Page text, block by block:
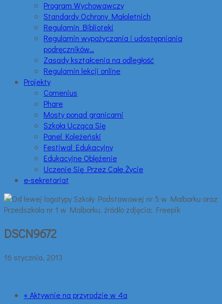
Program Wychowawczy
Standardy Ochrony Małoletnich
Regulamin Biblioteki
Regulamin wypożyczania i udostępniania
podręczników…
Zasady kształcenia na odległość
Regulamin lekcji online
Projekty
Comenius
Phare
Mosty ponad granicami
Szkoła Ucząca Się
Panel Koleżeński
Festiwal Edukacyjny
Edukacyjne Oblężenie
Uczenie Się Przez Całe Życie
e-sekretariat
DSCN9672
16 stycznia, 2013
« Aktywnie na przyrodzie w 4a